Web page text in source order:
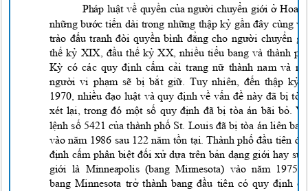
Pháp luật về quyền của người chuyển giới ở
những bước tiến dài trong những thập kỷ gần đây cùng
trào đấu tranh đòi quyền bình đẳng cho người chuyển
thế kỷ XIX, đầu thế kỷ XX, nhiều tiểu bang và thành
Kỳ có các quy định cấm cải trang nữ thành nam và
người vi phạm sẽ bị bắt giữ. Tuy nhiên, đến thập
1970, nhiều đạo luật và quy định về vấn đề này đã bị
xét lại, trong đó một số quy định đã bị tòa án bãi bỏ.
lệnh số 5421 của thành phố St. Louis đã bị tòa án liên
vào năm 1986 sau 122 năm tồn tại. Thành phố đầu tiên
định cấm phân biệt đối xử dựa trên bản dạng giới hay
giới là Minneapolis (bang Minnesota) vào năm
bang Minnesota trở thành bang đầu tiên có quy định